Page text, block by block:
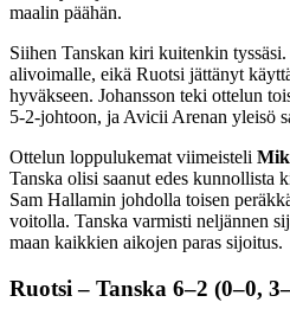
maalin päähän.
Siihen Tanskan kiri kuitenkin
alivoimalle, eikä Ruotsi jättänyt
hyväkseen. Johansson teki ottelun
5-2-johtoon, ja Avicii Arenan yleisö
Ottelun loppulukemat viimeisteli
Tanska olisi saanut edes kunnollista
Sam Hallamin johdolla toisen
voitolla. Tanska varmisti neljännen
maan kaikkien aikojen paras sijoitus.
Ruotsi – Tanska 6–2 (0–0,